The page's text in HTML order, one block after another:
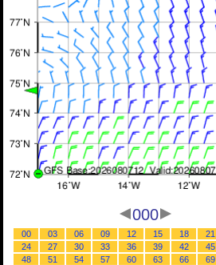
000
00 03 06 09 12 15 18
21
24
27 30 33 36 39 42
45
48
51 54 57 60 63 66
69